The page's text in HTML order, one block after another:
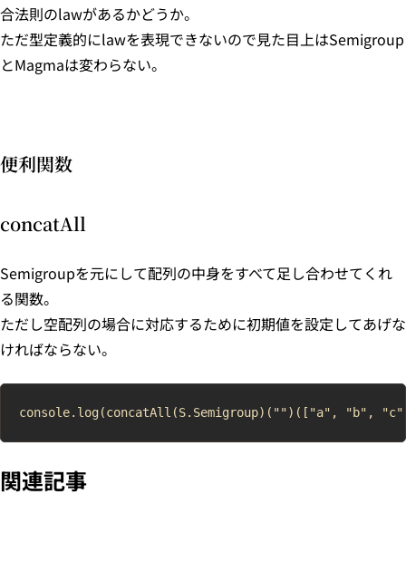
合法則のlawがあるかどうか。
ただ型定義的にlawを表現できないので見た目上はSemigroup
とMagmaは変わらない。
便利関数
concatAll
Semigroupを元にして配列の中身をすべて足し合わせてくれ
る関数。
ただし空配列の場合に対応するために初期値を設定してあげな
ければならない。
関連記事